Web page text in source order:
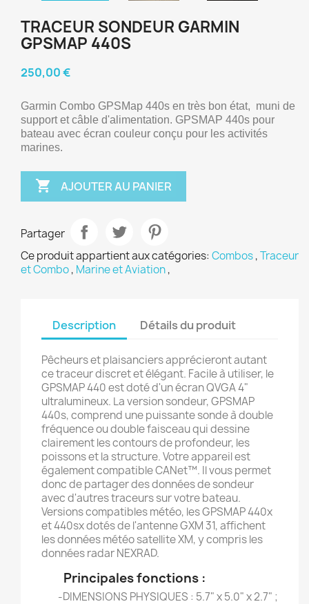
TRACEUR SONDEUR GARMIN
GPSMAP 440S
250,00 €
Garmin Combo GPSMap 440s en très bon état,  muni de
support et câble d'alimentation. GPSMAP 440s pour
bateau avec écran couleur conçu pour les activités
marines.
 AJOUTER AU PANIER
Partager
Ce produit appartient aux catégories: Combos,Traceur
et Combo, Marine et Aviation,
Description Détails du produit
Pêcheurs et plaisanciers apprécieront autant
ce traceur discret et élégant. Facile à utiliser, le
GPSMAP 440 est doté d'un écran QVGA 4"
ultralumineux. La version sondeur, GPSMAP
440s, comprend une puissante sonde à double
fréquence ou double faisceau qui dessine
clairement les contours de profondeur, les
poissons et la structure. Votre appareil est
également compatible CANet™. Il vous permet
donc de partager des données de sondeur
avec d'autres traceurs sur votre bateau.
Versions compatibles météo, les GPSMAP 440x
et 440sx dotés de l'antenne GXM 31, affichent
les données météo satellite XM, y compris les
données radar NEXRAD.
Principales fonctions :
-DIMENSIONS PHYSIQUES : 5.7" x 5.0" x 2.7" ;